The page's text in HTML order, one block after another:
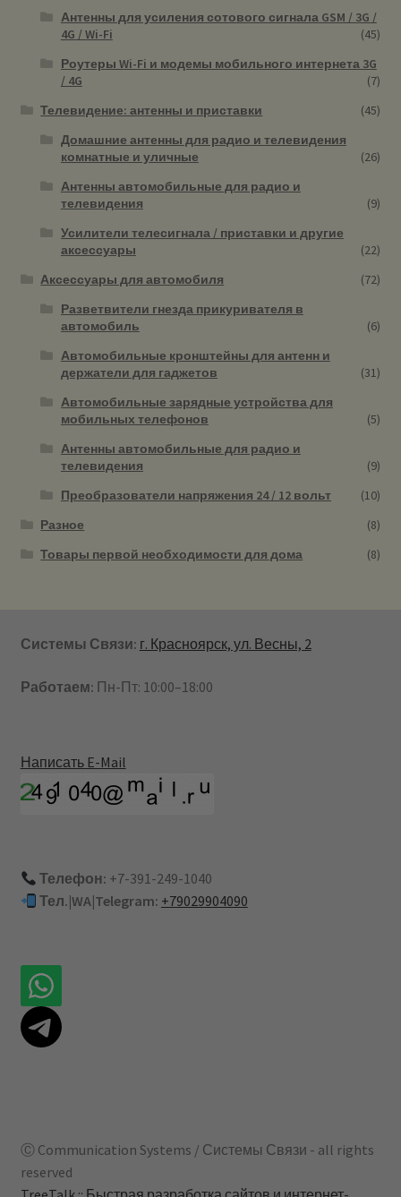
Антенны для усиления сотового сигнала GSM / 3G /
4G / Wi-Fi
(45)
Роутеры Wi-Fi и модемы мобильного интернета 3G
/ 4G
(7)
Телевидение: антенны и приставки
(45)
Домашние антенны для радио и телевидения
комнатные и уличные
(26)
Антенны автомобильные для радио и
телевидения
(9)
Усилители телесигнала / приставки и другие
аксессуары
(22)
Аксессуары для автомобиля
(72)
Разветвители гнезда прикуривателя в
автомобиль
(6)
Автомобильные кронштейны для антенн и
держатели для гаджетов
(31)
Автомобильные зарядные устройства для
мобильных телефонов
(5)
Антенны автомобильные для радио и
телевидения
(9)
Преобразователи напряжения 24 / 12 вольт
(10)
Разное
(8)
Товары первой необходимости для дома
(8)
Системы Связи: г. Красноярск, ул. Весны, 2
Работаем: Пн-Пт: 10:00–18:00
Написать E-Mail
Телефон: +7-391-249-1040
Тел.|WA|Telegram: +79029904090
Ⓒ Communication Systems / Системы Связи - all rights
reserved